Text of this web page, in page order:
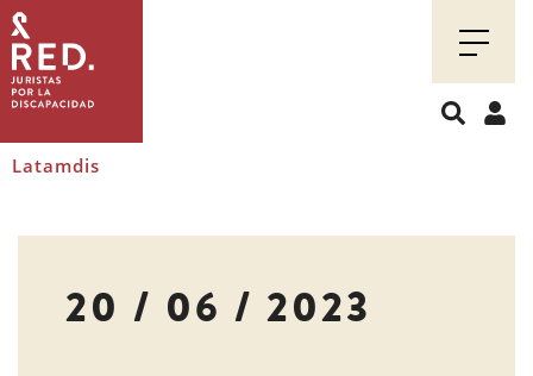
Juristas
por
la
discapacidad
Latamdis
20 / 06 / 2023